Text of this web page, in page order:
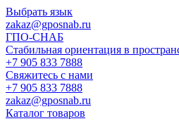
Выбрать язык
zakaz@gposnab.ru
ГПО-СНАБ
Стабильная ориентация в
+7 905 833 7888
Свяжитесь с нами
+7 905 833 7888
zakaz@gposnab.ru
Каталог товаров